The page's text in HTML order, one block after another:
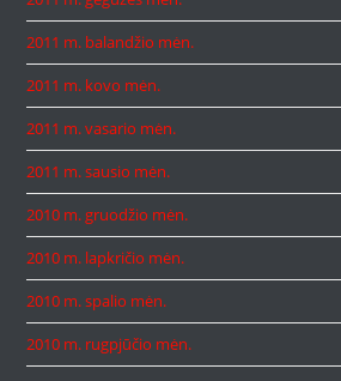
2011 m. balandžio mėn.
2011 m. kovo mėn.
2011 m. vasario mėn.
2011 m. sausio mėn.
2010 m. gruodžio mėn.
2010 m. lapkričio mėn.
2010 m. spalio mėn.
2010 m. rugpjūčio mėn.